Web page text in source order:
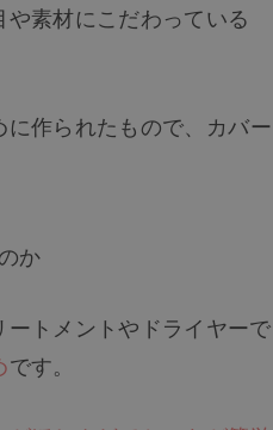
素材にこだわっている
作られたもので、カバー
か
トメントやドライヤーで
です。